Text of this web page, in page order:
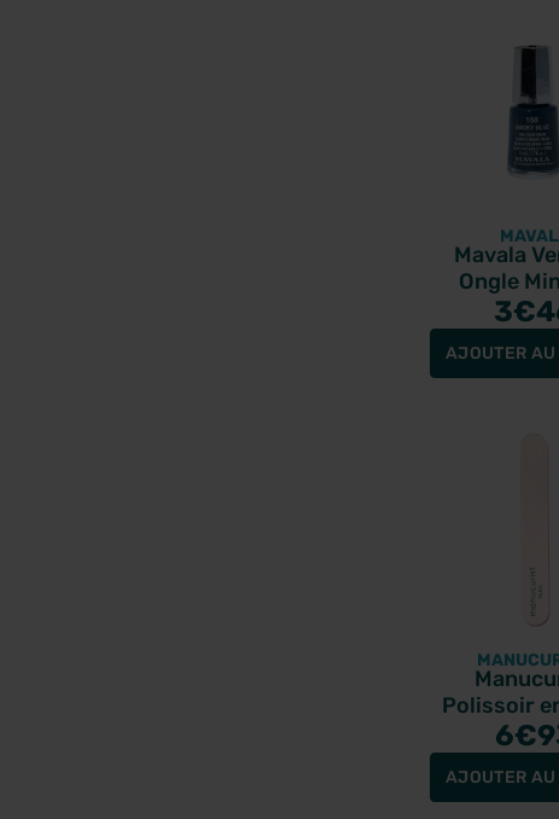
Mavala
Ongle
Smocky
3
AJOUTER AU
Polissoir
6
AJOUTER AU